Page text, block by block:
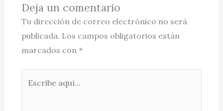
Deja un comentario
Tu dirección de correo electrónico no será
publicada. Los campos obligatorios están
marcados con *